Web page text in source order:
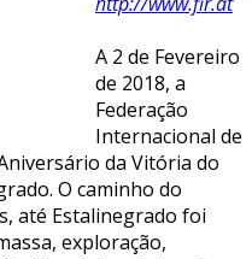
A 2 de Fevereiro
de 2018, a
Federação
Internacional de
da Vitória do
O caminho do
até Estalinegrado foi
exploração,